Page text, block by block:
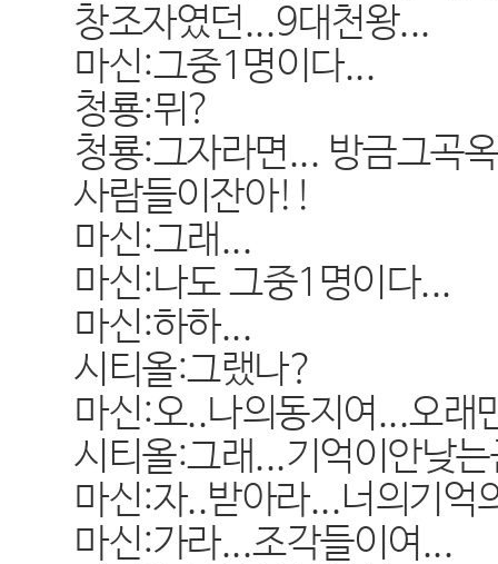
창조자였던...9대천왕...
마신:그중1명이다...
청룡:뮈?
청룡:그자라면... 방금그곡
사람들이잔아!!
마신:그래...
마신:나도 그중1명이다...
마신:하하...
시티올:그랬나?
마신:오..나의동지여...오래
시티올:그래...기억이안낮
마신:자..받아라...너의기억
마신:가라...조각들이여...